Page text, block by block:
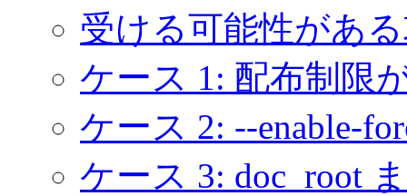
受ける可能性があ
ケース 1: 配布制限
ケース 2: --enable-
ケース 3: doc_root